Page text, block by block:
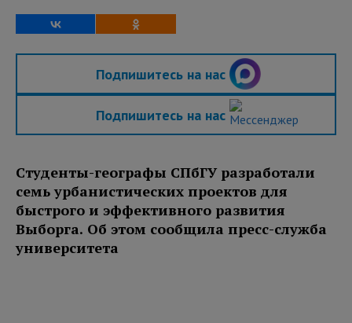
Подпишитесь на нас
Подпишитесь на нас
Студенты-географы СПбГУ разработали
семь урбанистических проектов для
быстрого и эффективного развития
Выборга. Об этом сообщила пресс-служба
университета